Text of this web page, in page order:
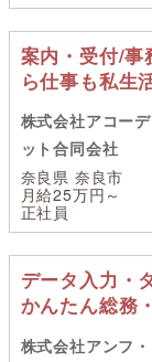
案内・受付/事
ら仕事も私生
株式会社アコー
ット合同会社
奈良県 奈良市
月給25万円～
正社員
データ入力・
かんたん総務
株式会社アンフ